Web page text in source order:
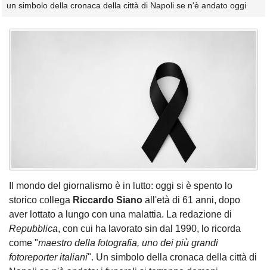
un simbolo della cronaca della città di Napoli se n'è andato oggi
Il mondo del giornalismo è in lutto: oggi si è spento lo
storico collega Riccardo Siano all'età di 61 anni, dopo
aver lottato a lungo con una malattia. La redazione di
Repubblica, con cui ha lavorato sin dal 1990, lo ricorda
come "maestro della fotografia, uno dei più grandi
fotoreporter italiani". Un simbolo della cronaca della città di